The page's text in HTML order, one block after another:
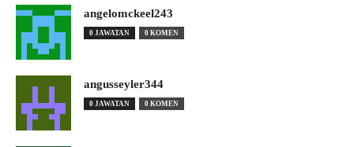
angelomckeel243
0 JAWATAN 0 KOMEN
angusseyler344
0 JAWATAN 0 KOMEN